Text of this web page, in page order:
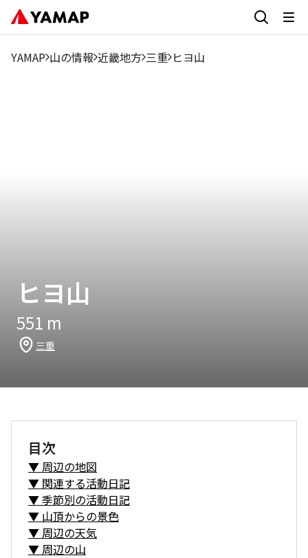
YAMAP 山の情報 近畿地方 三重 ヒヨ山
ヒヨ山
551 m
三重
目次
▼ 周辺の地図
▼ 関連する活動日記
▼季節別の活動日記
▼ 山頂からの景色
▼ 周辺の天気
▼ 周辺の山